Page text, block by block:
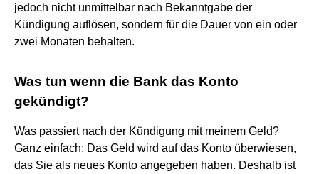
jedoch nicht unmittelbar nach Bekanntgabe der
Kündigung auflösen, sondern für die Dauer von ein oder
zwei Monaten behalten.
Was tun wenn die Bank das Konto
gekündigt?
Was passiert nach der Kündigung mit meinem Geld?
Ganz einfach: Das Geld wird auf das Konto überwiesen,
das Sie als neues Konto angegeben haben. Deshalb ist